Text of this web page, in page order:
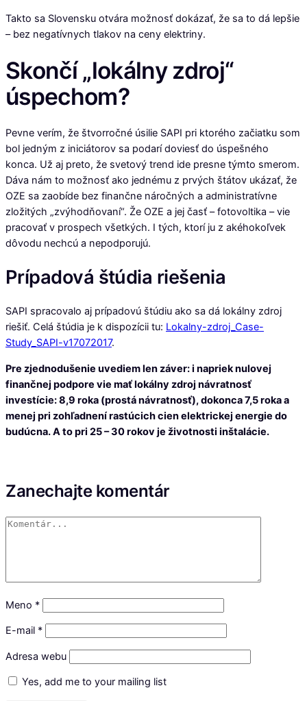
Takto sa Slovensku otvára možnosť dokázať, že sa to dá lepšie
– bez negatívnych tlakov na ceny elektriny.
Skončí „lokálny zdroj“
úspechom?
Pevne verím, že štvorročné úsilie SAPI pri ktorého začiatku som
bol jedným z iniciátorov sa podarí doviesť do úspešného
konca. Už aj preto, že svetový trend ide presne týmto smerom.
Dáva nám to možnosť ako jednému z prvých štátov ukázať, že
OZE sa zaobíde bez finančne náročných a administratívne
zložitých „zvýhodňovaní“. Že OZE a jej časť – fotovoltika – vie
pracovať v prospech všetkých. I tých, ktorí ju z akéhokoľvek
dôvodu nechcú a nepodporujú.
Prípadová štúdia riešenia
SAPI spracovalo aj prípadovú štúdiu ako sa dá lokálny zdroj
riešiť. Celá štúdia je k dispozícii tu: Lokalny-zdroj_Case-
Study_SAPI-v17072017.
Pre zjednodušenie uvediem len záver: i napriek nulovej
finančnej podpore vie mať lokálny zdroj návratnosť
investície: 8,9 roka (prostá návratnosť), dokonca 7,5 roka a
menej pri zohľadnení rastúcich cien elektrickej energie do
budúcna. A to pri 25 – 30 rokov je životnosti inštalácie.
Zanechajte komentár
Meno *
E-mail *
Adresa webu
Yes, add me to your mailing list